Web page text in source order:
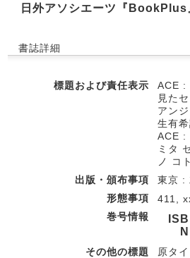
日外アソシエーツ『BookPlus
書誌詳細
標題および責任表示
ACE :
見た
アン
生有希
ACE :
ミタ
ノ コト
出版・頒布事項
東京 :
形態事項
411,
巻号情報
ISB
N
その他の標題
原タ